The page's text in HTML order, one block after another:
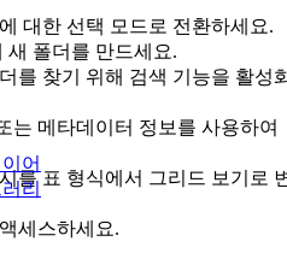
어
리
대한 선택 모드로 전환하세요.
새 폴더를 만드세요.
를 찾기 위해 검색 기능을 활성
는 메타데이터 정보를 사용하여
를 표 형식에서 그리드 보기로
세스하세요.